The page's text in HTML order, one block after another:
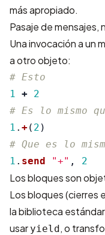
más apropiado.
Pasaje de mensajes,
Una invocación a un
a otro objeto:
# Esto
1 + 2
# Es lo mismo
1 . +( 2 )
# Que es lo
1 . send "+" , 2
Los bloques son
Los bloques (cierres
la biblioteca
usar yield, o